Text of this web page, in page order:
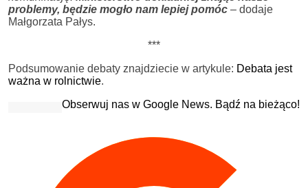
problemy, będzie mogło nam lepiej pomóc – dodaje
Małgorzata Pałys.
***
Podsumowanie debaty znajdziecie w artykule: Debata jest
ważna w rolnictwie.
Obserwuj nas w Google News. Bądź na bieżąco!